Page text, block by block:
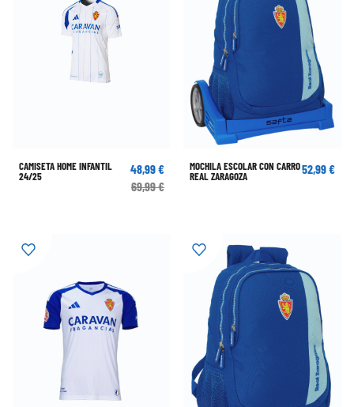
CAMISETA HOME INFANTIL
24/25
48,99 €
69,99 €
MOCHILA ESCOLAR CON CARRO
REAL ZARAGOZA
52,99 €